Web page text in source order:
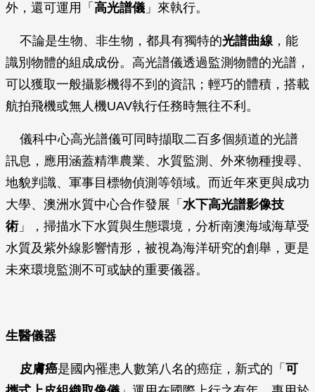
外，還可運用「 高光譜儀 」來執行。
不論是生物、非生物，都具有獨特的光譜曲線，能
識別物體的組成成份。高光譜儀透過監測物體的光譜，
可以獲取一般攝影機得不到的資訊；輕巧的體積，搭載
航拍飛機或無人機UAV執行任務時無往不利。
儀科中心高光譜儀可同時擷取二百多個頻道的光譜
訊息，應用涵蓋精準農業、水質監測、外來物種搜尋、
地貌判識、軍事目標物偵測等領域。而近年來更與成功
大學、澳洲水質中心合作發展「 水下高光譜影像技
術」，掃描水下水質與生態環境，分析南澳海域海草受
水質及紫外線影響情形，被視為海洋研究的創舉，更是
未來環境監測不可或缺的重要儀器。
生醫儀器
皮膚癌是國內罹患人數第八名的癌症，新式的「 可